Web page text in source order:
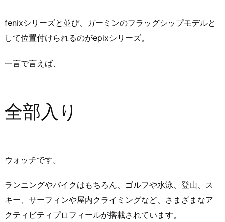
fenixシリーズと並び、ガーミンのフラッグシップモデルと
して位置付けられるのがepixシリーズ。
一言で言えば、
全部入り
ウォッチです。
ランニングやバイクはもちろん、ゴルフや水泳、登山、ス
キー、サーフィンや屋内クライミングなど、さまざまなア
クティビティプロフィールが搭載されています。